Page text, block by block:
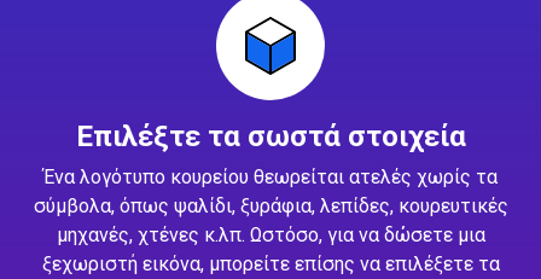
Επιλέξτε τα σωστά στοιχεία
Ένα λογότυπο κουρείου θεωρείται ατελές χωρίς τα
σύμβολα, όπως ψαλίδι, ξυράφια, λεπίδες, κουρευτικές
μηχανές, χτένες κ.λπ. Ωστόσο, για να δώσετε μια
ξεχωριστή εικόνα, μπορείτε επίσης να επιλέξετε τα